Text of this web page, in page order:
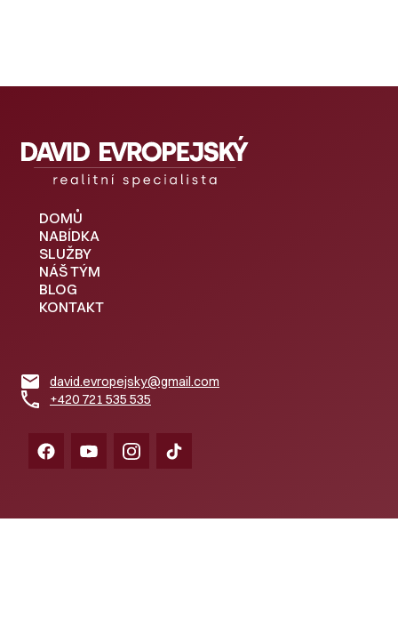
DOMŮ
NABÍDKA
SLUŽBY
NÁŠ TÝM
BLOG
KONTAKT
david.evropejsky@gmail.com
+420 721 535 535